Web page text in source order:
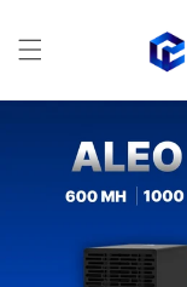
容